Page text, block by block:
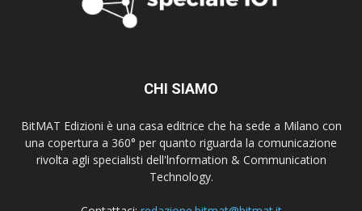
CHI SIAMO
BitMAT Edizioni è una casa editrice che ha sede a Milano con
una copertura a 360° per quanto riguarda la comunicazione
rivolta agli specialisti dell'lnformation & Communication
Technology.